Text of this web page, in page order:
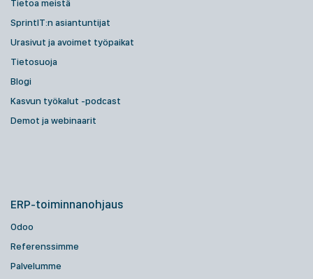
Tietoa meistä
SprintIT:n asiantuntijat
Urasivut ja avoimet työpaikat
Tietosuoja
Blogi
Kasvun työkalut -podcast
Demot ja webinaarit
ERP-toiminnanohjaus
Odoo
Referenssimme
Palvelumme